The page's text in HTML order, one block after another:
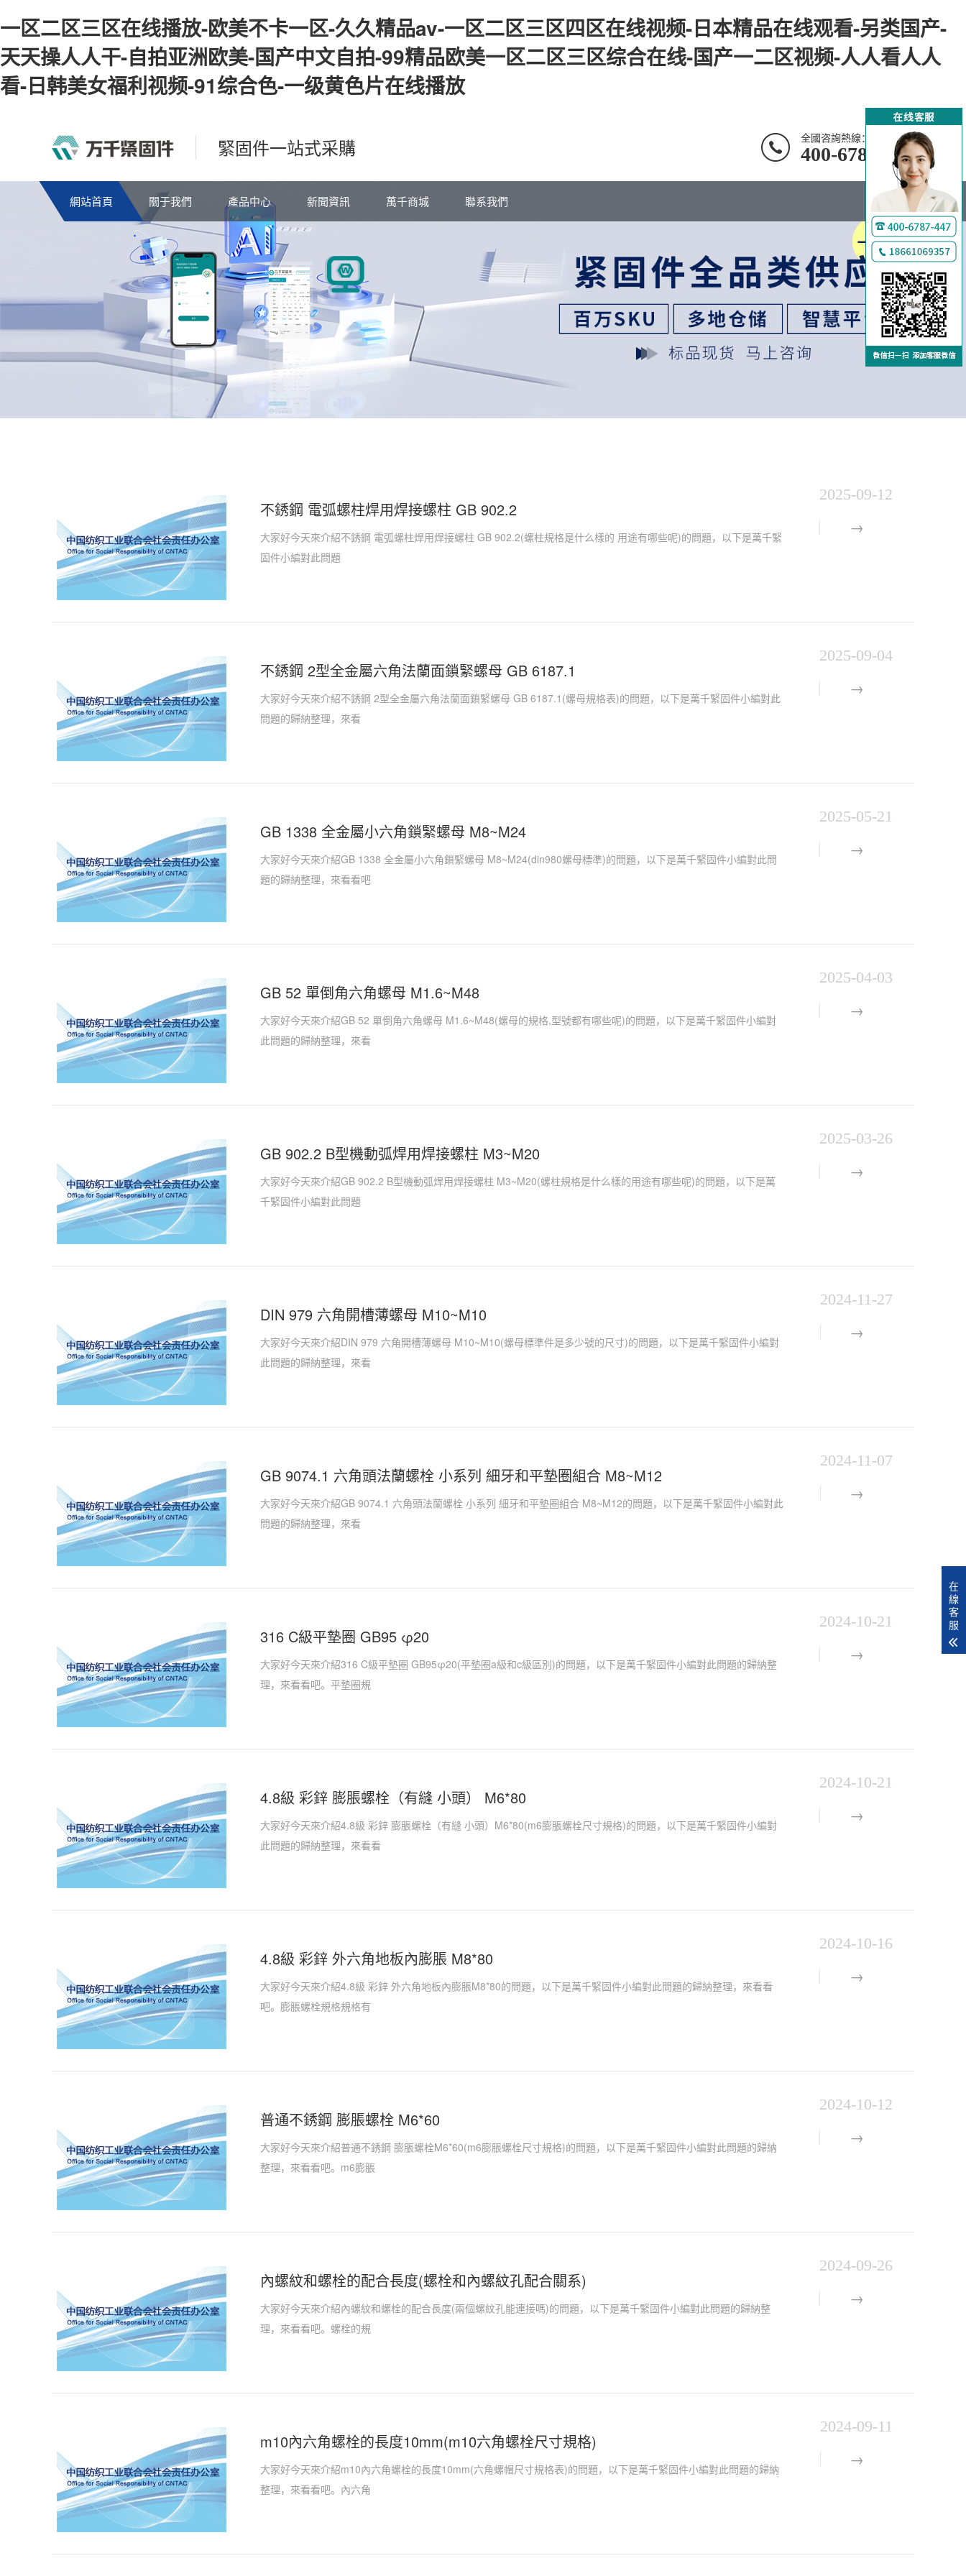
一区二区三区在线播放-欧美不卡一区-久久精品av-一区二区三区四区在线视频-日本精品在线观看-另类国产-
天天操人人干-自拍亚洲欧美-国产中文自拍-99精品欧美一区二区三区综合在线-国产一二区视频-人人看人人
看-日韩美女福利视频-91综合色-一级黄色片在线播放
緊固件一站式采購 全國咨詢熱線：
400-6787-447
網站首頁 關于我們 產品中心 新聞資訊 萬千商城 聯系我們
不銹鋼 電弧螺柱焊用焊接螺柱 GB 902.2
2025-09-12
大家好今天來介紹不銹鋼 電弧螺柱焊用焊接螺柱 GB 902.2(螺柱規格是什么樣的 用途有哪些呢)的問題，以下是萬千緊
固件小編對此問題
不銹鋼 2型全金屬六角法蘭面鎖緊螺母 GB 6187.1
2025-09-04
大家好今天來介紹不銹鋼 2型全金屬六角法蘭面鎖緊螺母 GB 6187.1(螺母規格表)的問題，以下是萬千緊固件小編對此
問題的歸納整理，來看
GB 1338 全金屬小六角鎖緊螺母 M8~M24
2025-05-21
大家好今天來介紹GB 1338 全金屬小六角鎖緊螺母 M8~M24(din980螺母標準)的問題，以下是萬千緊固件小編對此問
題的歸納整理，來看看吧
GB 52 單倒角六角螺母 M1.6~M48
2025-04-03
大家好今天來介紹GB 52 單倒角六角螺母 M1.6~M48(螺母的規格,型號都有哪些呢)的問題，以下是萬千緊固件小編對
此問題的歸納整理，來看
GB 902.2 B型機動弧焊用焊接螺柱 M3~M20
2025-03-26
大家好今天來介紹GB 902.2 B型機動弧焊用焊接螺柱 M3~M20(螺柱規格是什么樣的用途有哪些呢)的問題，以下是萬
千緊固件小編對此問題
DIN 979 六角開槽薄螺母 M10~M10
2024-11-27
大家好今天來介紹DIN 979 六角開槽薄螺母 M10~M10(螺母標準件是多少號的尺寸)的問題，以下是萬千緊固件小編對
此問題的歸納整理，來看
GB 9074.1 六角頭法蘭螺栓 小系列 細牙和平墊圈組合 M8~M12
2024-11-07
大家好今天來介紹GB 9074.1 六角頭法蘭螺栓 小系列 細牙和平墊圈組合 M8~M12的問題，以下是萬千緊固件小編對此
問題的歸納整理，來看
316 C級平墊圈 GB95 φ20
2024-10-21
大家好今天來介紹316 C級平墊圈 GB95φ20(平墊圈a級和c級區別)的問題，以下是萬千緊固件小編對此問題的歸納整
理，來看看吧。平墊圈規
4.8級 彩鋅 膨脹螺栓（有縫 小頭） M6*80
2024-10-21
大家好今天來介紹4.8級 彩鋅 膨脹螺栓（有縫 小頭）M6*80(m6膨脹螺栓尺寸規格)的問題，以下是萬千緊固件小編對
此問題的歸納整理，來看看
4.8級 彩鋅 外六角地板內膨脹 M8*80
2024-10-16
大家好今天來介紹4.8級 彩鋅 外六角地板內膨脹M8*80的問題，以下是萬千緊固件小編對此問題的歸納整理，來看看
吧。膨脹螺栓規格規格有
普通不銹鋼 膨脹螺栓 M6*60
2024-10-12
大家好今天來介紹普通不銹鋼 膨脹螺栓M6*60(m6膨脹螺栓尺寸規格)的問題，以下是萬千緊固件小編對此問題的歸納
整理，來看看吧。m6膨脹
內螺紋和螺栓的配合長度(螺栓和內螺紋孔配合關系)
2024-09-26
大家好今天來介紹內螺紋和螺栓的配合長度(兩個螺紋孔能連接嗎)的問題，以下是萬千緊固件小編對此問題的歸納整
理，來看看吧。螺栓的規
m10內六角螺栓的長度10mm(m10六角螺栓尺寸規格)
2024-09-11
大家好今天來介紹m10內六角螺栓的長度10mm(六角螺帽尺寸規格表)的問題，以下是萬千緊固件小編對此問題的歸納
整理，來看看吧。內六角
在
線
客
服